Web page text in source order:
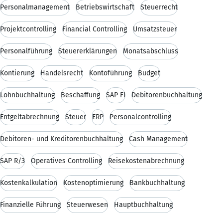
Personalmanagement Betriebswirtschaft Steuerrecht
Projektcontrolling Financial Controlling Umsatzsteuer
Personalführung Steuererklärungen Monatsabschluss
Kontierung Handelsrecht Kontoführung Budget
Lohnbuchhaltung Beschaffung SAP FI Debitorenbuchhaltung
Entgeltabrechnung Steuer ERP Personalcontrolling
Debitoren- und Kreditorenbuchhaltung Cash Management
SAP R/3 Operatives Controlling Reisekostenabrechnung
Kostenkalkulation Kostenoptimierung Bankbuchhaltung
Finanzielle Führung Steuerwesen Hauptbuchhaltung